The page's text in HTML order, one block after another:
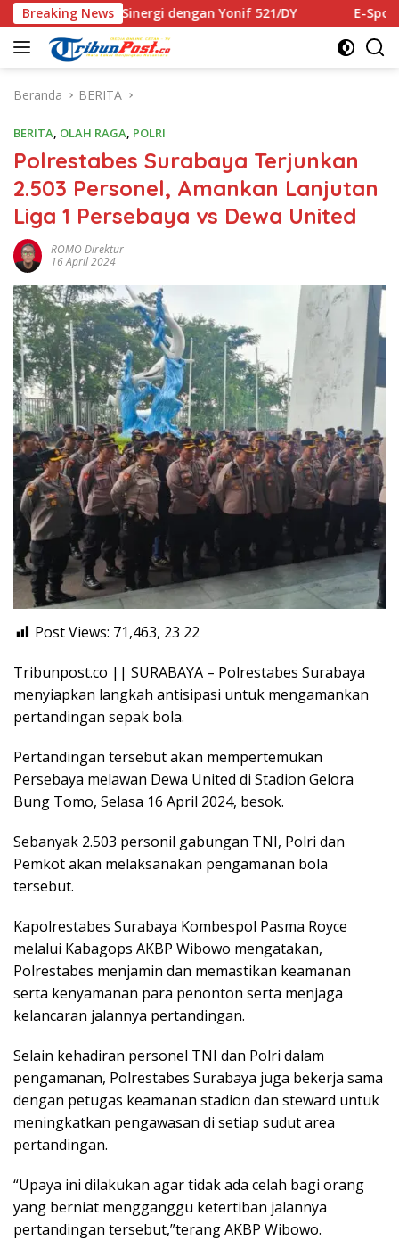
Langsung
ke
konten
Breaking News
Sinergi dengan Yonif 521/DY E-Sports Kapolri Cup
Beranda BERITA
BERITA, OLAH RAGA, POLRI
Polrestabes Surabaya Terjunkan
2.503 Personel, Amankan Lanjutan
Liga 1 Persebaya vs Dewa United
ROMO Direktur
16 April 2024
Post Views: 71,463, 23 22
Tribunpost.co || SURABAYA – Polrestabes Surabaya
menyiapkan langkah antisipasi untuk mengamankan
pertandingan sepak bola.
Pertandingan tersebut akan mempertemukan
Persebaya melawan Dewa United di Stadion Gelora
Bung Tomo, Selasa 16 April 2024, besok.
Sebanyak 2.503 personil gabungan TNI, Polri dan
Pemkot akan melaksanakan pengamanan bola
tersebut.
Kapolrestabes Surabaya Kombespol Pasma Royce
melalui Kabagops AKBP Wibowo mengatakan,
Polrestabes menjamin dan memastikan keamanan
serta kenyamanan para penonton serta menjaga
kelancaran jalannya pertandingan.
Selain kehadiran personel TNI dan Polri dalam
pengamanan, Polrestabes Surabaya juga bekerja sama
dengan petugas keamanan stadion dan steward untuk
meningkatkan pengawasan di setiap sudut area
pertandingan.
“Upaya ini dilakukan agar tidak ada celah bagi orang
yang berniat mengganggu ketertiban jalannya
pertandingan tersebut,”terang AKBP Wibowo.